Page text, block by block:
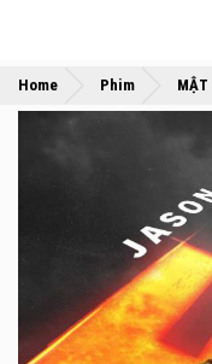
Home Phim MẬT